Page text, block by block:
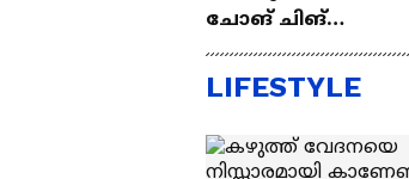
ചോങ് ചിങ്
Chongqing Railway
LIFESTYLE